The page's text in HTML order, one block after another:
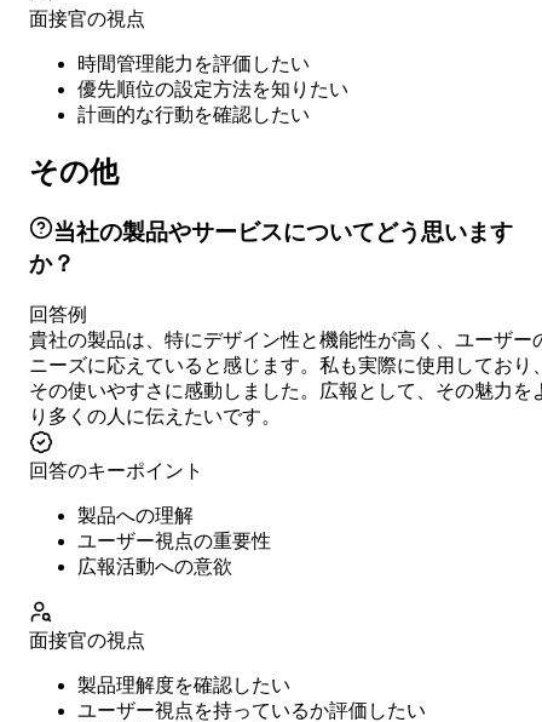
面接官の視点
時間管理能力を評価したい
優先順位の設定方法を知りたい
計画的な行動を確認したい
その他
当社の製品やサービスについてどう思います
か？
回答例
貴社の製品は、特にデザイン性と機能性が高く、ユーザー
ニーズに応えていると感じます。私も実際に使用しており
その使いやすさに感動しました。広報として、その魅力を
り多くの人に伝えたいです。
回答のキーポイント
製品への理解
ユーザー視点の重要性
広報活動への意欲
面接官の視点
製品理解度を確認したい
ユーザー視点を持っているか評価したい